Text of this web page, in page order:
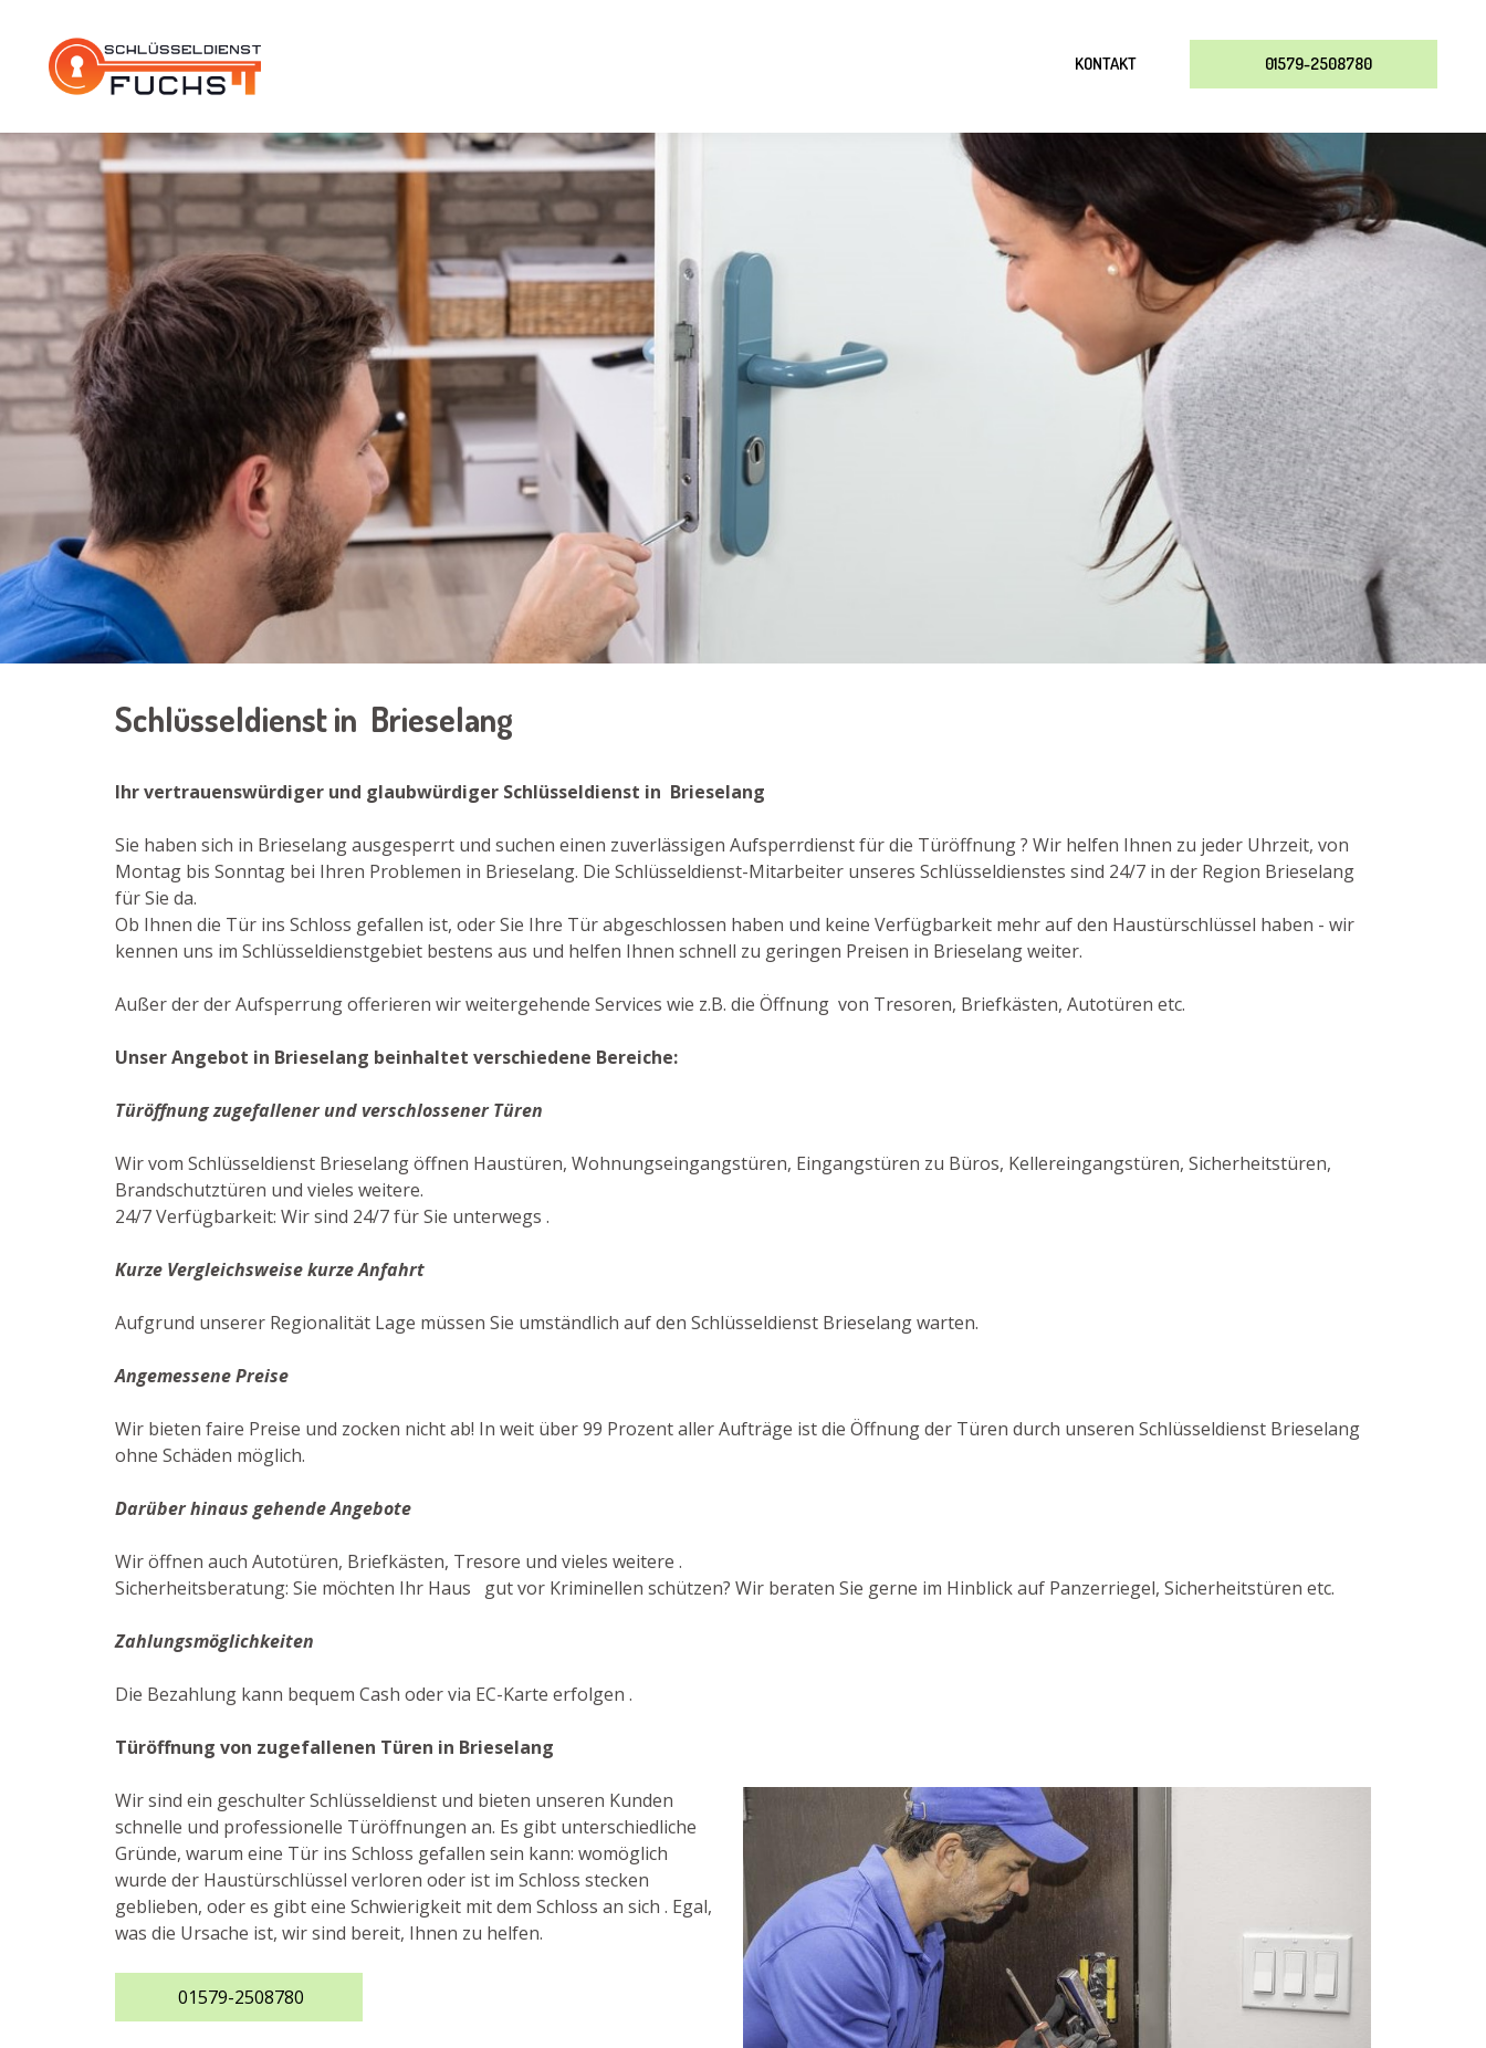
KONTAKT 01579-2508780
Schlüsseldienst in Brieselang
Ihr vertrauenswürdiger und glaubwürdiger Schlüsseldienst in Brieselang
Sie haben sich in Brieselang ausgesperrt und suchen einen zuverlässigen Aufsperrdienst für die Türöffnung ? Wir helfen Ihnen zu jeder Uhrzeit, von
Montag bis Sonntag bei Ihren Problemen in Brieselang. Die Schlüsseldienst-Mitarbeiter unseres Schlüsseldienstes sind 24/7 in der Region Brieselang
für Sie da.
Ob Ihnen die Tür ins Schloss gefallen ist, oder Sie Ihre Tür abgeschlossen haben und keine Verfügbarkeit mehr auf den Haustürschlüssel haben - wir
kennen uns im Schlüsseldienstgebiet bestens aus und helfen Ihnen schnell zu geringen Preisen in Brieselang weiter.
Außer der der Aufsperrung offerieren wir weitergehende Services wie z.B. die Öffnung von Tresoren, Briefkästen, Autotüren etc.
Unser Angebot in Brieselang beinhaltet verschiedene Bereiche:
Türöffnung zugefallener und verschlossener Türen
Wir vom Schlüsseldienst Brieselang öffnen Haustüren, Wohnungseingangstüren, Eingangstüren zu Büros, Kellereingangstüren, Sicherheitstüren,
Brandschutztüren und vieles weitere.
24/7 Verfügbarkeit: Wir sind 24/7 für Sie unterwegs .
Kurze Vergleichsweise kurze Anfahrt
Aufgrund unserer Regionalität Lage müssen Sie umständlich auf den Schlüsseldienst Brieselang warten.
Angemessene Preise
Wir bieten faire Preise und zocken nicht ab! In weit über 99 Prozent aller Aufträge ist die Öffnung der Türen durch unseren Schlüsseldienst Brieselang
ohne Schäden möglich.
Darüber hinaus gehende Angebote
Wir öffnen auch Autotüren, Briefkästen, Tresore und vieles weitere .
Sicherheitsberatung: Sie möchten Ihr Haus gut vor Kriminellen schützen? Wir beraten Sie gerne im Hinblick auf Panzerriegel, Sicherheitstüren etc.
Zahlungsmöglichkeiten
Die Bezahlung kann bequem Cash oder via EC-Karte erfolgen .
Türöffnung von zugefallenen Türen in Brieselang
Wir sind ein geschulter Schlüsseldienst und bieten unseren Kunden
schnelle und professionelle Türöffnungen an. Es gibt unterschiedliche
Gründe, warum eine Tür ins Schloss gefallen sein kann: womöglich
wurde der Haustürschlüssel verloren oder ist im Schloss stecken
geblieben, oder es gibt eine Schwierigkeit mit dem Schloss an sich . Egal,
was die Ursache ist, wir sind bereit, Ihnen zu helfen.
01579-2508780